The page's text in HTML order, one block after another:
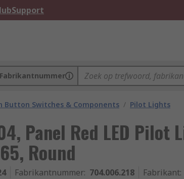
Support
Fabrikantnummer
Button Switches & Components / Pilot Lights
Panel Red LED Pilot
Round
Fabrikantnummer: 704.006.218 Fabrikant: